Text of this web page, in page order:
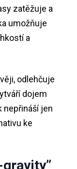
zatěžuje a
umožňuje
a
odlehčuje
dojem
nepřináší jen
ke